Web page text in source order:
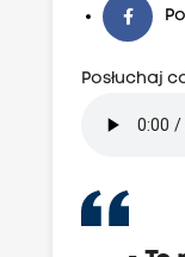
Posłuchaj